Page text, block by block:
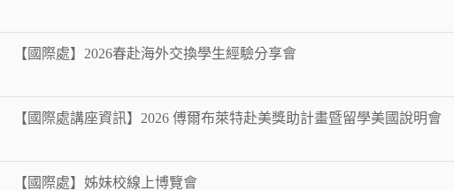
【國際處】2026春赴海外交換學生經驗分享會
【國際處講座資訊】2026 傅爾布萊特赴美獎助計畫暨留學美國說明會
【國際處】姊妹校線上博覽會